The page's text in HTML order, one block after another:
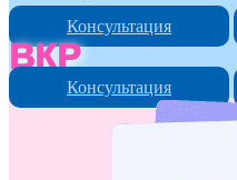
Консультация
ВКР
Консультация